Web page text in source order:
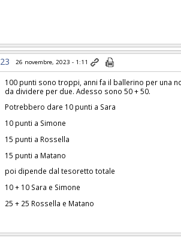
23 26 novembre, 2023 - 1:11
100 punti sono troppi, anni fa il ballerino per una
da dividere per due. Adesso sono 50 + 50.
Potrebbero dare 10 punti a Sara
10 punti a Simone
15 punti a Rossella
15 punti a Matano
poi dipende dal tesoretto totale
10 + 10 Sara e Simone
25 + 25 Rossella e Matano